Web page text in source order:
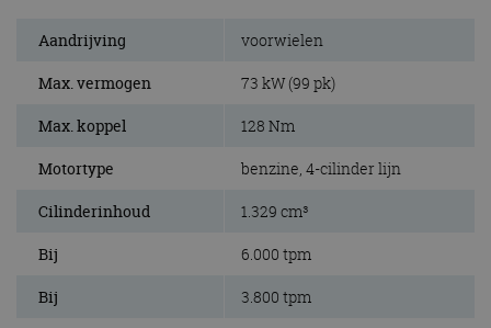
Aandrijving voorwielen
Max. vermogen 73 kW (99 pk)
Max. koppel 128 Nm
Motortype benzine, 4-cilinder lijn
Cilinderinhoud 1.329 cm³
Bij 6.000 tpm
Bij 3.800 tpm